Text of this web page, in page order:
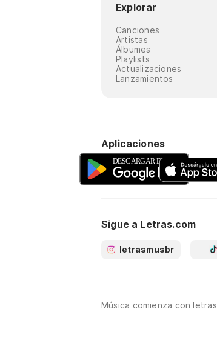
Explorar
Canciones
Artistas
Álbumes
Playlists
Actualizaciones
Lanzamientos
Aplicaciones
Sigue a Letras.com
letrasmusbr
Música comienza con letras